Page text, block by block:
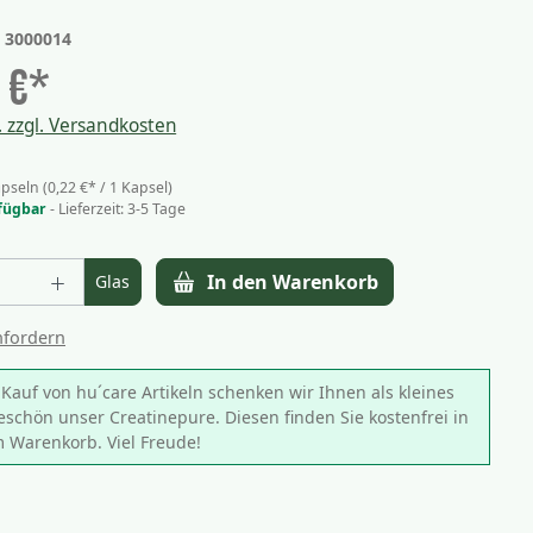
3000014
€*
zzgl. Versandkosten
(0,22 €* / 1 Kapsel)
- Lieferzeit: 3-5 Tage
Anzahl: Gib den gewünschten Wert
Glas In den Warenkorb
von hu´care Artikeln schenken wir Ihnen als kleines
unser Creatinepure. Diesen finden Sie kostenfrei in
Warenkorb. Viel Freude!